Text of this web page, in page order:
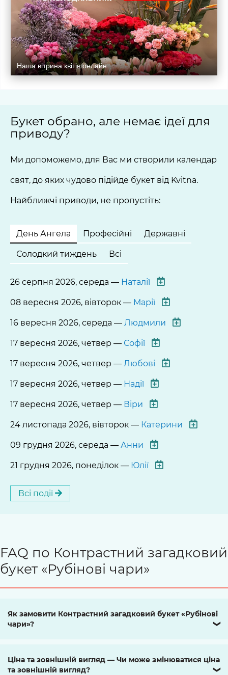
Наша вітрина квітів онлайн
Букет обрано, але немає ідеї для
приводу?
Ми допоможемо, для Вас ми створили календар
свят, до яких чудово підійде букет від Kvitna.
Найближчі приводи, не пропустіть:
День Ангела Професійні Державні
Солодкий тиждень Всі
26 серпня 2026, середа — Наталії
08 вересня 2026, вівторок — Марії
16 вересня 2026, середа — Людмили
17 вересня 2026, четвер — Софії
17 вересня 2026, четвер — Любові
17 вересня 2026, четвер — Надії
17 вересня 2026, четвер — Віри
24 листопада 2026, вівторок — Катерини
09 грудня 2026, середа — Анни
21 грудня 2026, понеділок — Юлії
Всі події
FAQ по Контрастний загадковий
букет «Рубінові чари»
Як замовити Контрастний загадковий букет «Рубінові
чари»?
❯
Ціна та зовнішній вигляд — Чи може змінюватися ціна
та зовнішній вигляд?
❯